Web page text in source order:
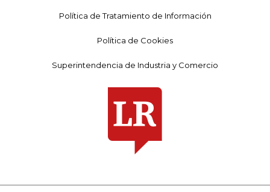
Política de Tratamiento de Información
Política de Cookies
Superintendencia de Industria y Comercio